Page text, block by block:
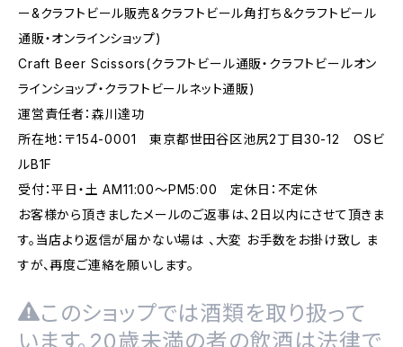
ー&クラフトビール販売&クラフトビール角打ち＆クラフトビール
通販・オンラインショップ)
Craft Beer Scissors(クラフトビール通販・クラフトビールオン
ラインショップ・クラフトビールネット通販)
運営責任者：森川達功
所在地：〒154-0001 東京都世田谷区池尻2丁目30-12 OSビ
ルB1F
受付：平日・土 AM11:00～PM5:00 定休日：不定休
お客様から頂きましたメールのご返事は、2日以内にさせて頂きま
す。当店より返信が届かない場は 、大変 お手数をお掛け致し ま
すが、再度ご連絡を願いします。
このショップでは酒類を取り扱って
います。20歳未満の者の飲酒は法律で